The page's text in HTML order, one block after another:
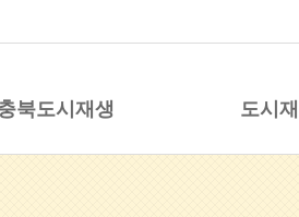
북도시재생 도시